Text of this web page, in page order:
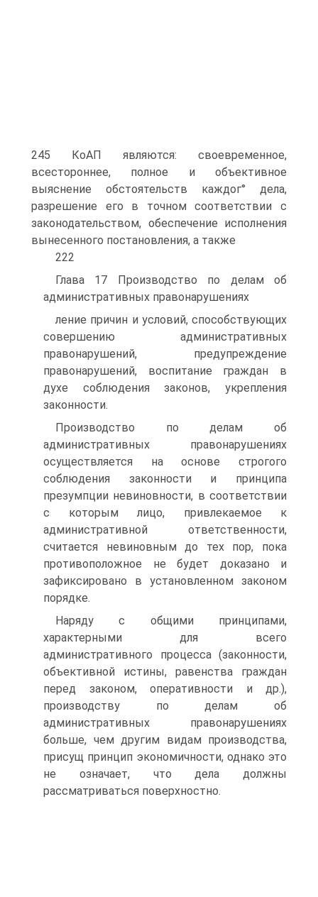
245 КоАП являются: своевременное,
всестороннее, полное и объективное
выяснение обстоятельств каждог° дела,
разрешение его в точном соответствии с
законодательством, обеспечение исполнения
вынесенного постановления, а также
222
Глава 17 Производство по делам об
административных правонарушениях
ление причин и условий, способствующих
совершению административных
правонарушений, предупреждение
правонарушений, воспитание граждан в
духе соблюдения законов, укрепления
законности.
Производство по делам об
административных правонарушениях
осуществляется на основе строгого
соблюдения законности и принципа
презумпции невиновности, в соответствии
с которым лицо, привлекаемое к
административной ответственности,
считается невиновным до тех пор, пока
противоположное не будет доказано и
зафиксировано в установленном законом
порядке.
Наряду с общими принципами,
характерными для всего
административного процесса (законности,
объективной истины, равенства граждан
перед законом, оперативности и др.),
производству по делам об
административных правонарушениях
больше, чем другим видам производства,
присущ принцип экономичности, однако это
не означает, что дела должны
рассматриваться поверхностно.